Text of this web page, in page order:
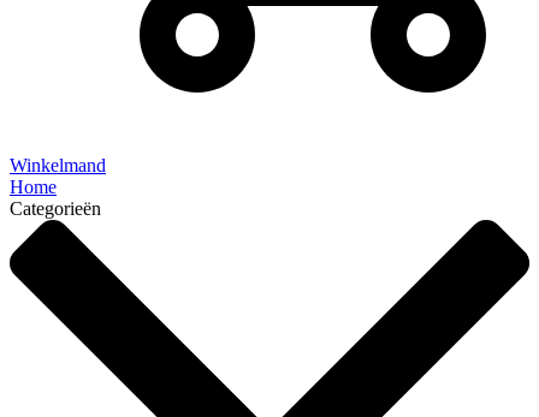
Winkelmand
Home
Categorieën